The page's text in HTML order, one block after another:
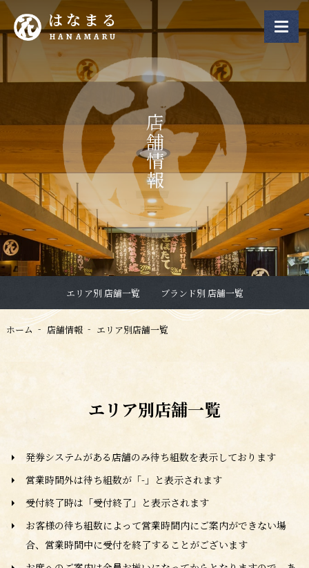
はなまる
HANAMARU
店舗情報
エリア別 店舗一覧 ブランド別 店舗一覧
ホーム 店舗情報 エリア別店舗一覧
エリア別店舗一覧
発券システムがある店舗のみ待ち組数を表示しております
営業時間外は待ち組数が「-」と表示されます
受付終了時は「受付終了」と表示されます
お客様の待ち組数によって営業時間内にご案内ができない場
合、営業時間中に受付を終了することがございます